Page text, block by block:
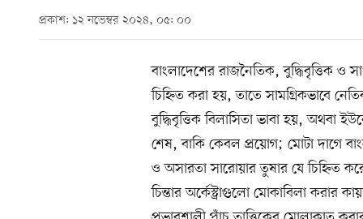
প্রকাশ: ১২ নভেম্বর ২০২৪, ০৫: ০০
বাংলাদেশের রাজনৈতিক, বুদ্ধিবৃত্তিক ও
চিহ্নিত করা হয়, তাতে সামগ্রিকভাবে
বুদ্ধিবৃত্তিক বিলাসিতা ভাবা হয়, অথবা
শেষ, বাকি কেবল প্রয়োগ; মোটা দাগে
ও অসারতা সারোয়ার তুষার যে চিহ্নিত
চিন্তার অর্কেস্ট্রাগুলো মোকাবিলা করার